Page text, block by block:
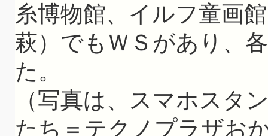
糸博物館、イルフ童画
萩）でもＷＳがあり、
た。
（写真は、スマホスタ
たち＝テクノプラザお